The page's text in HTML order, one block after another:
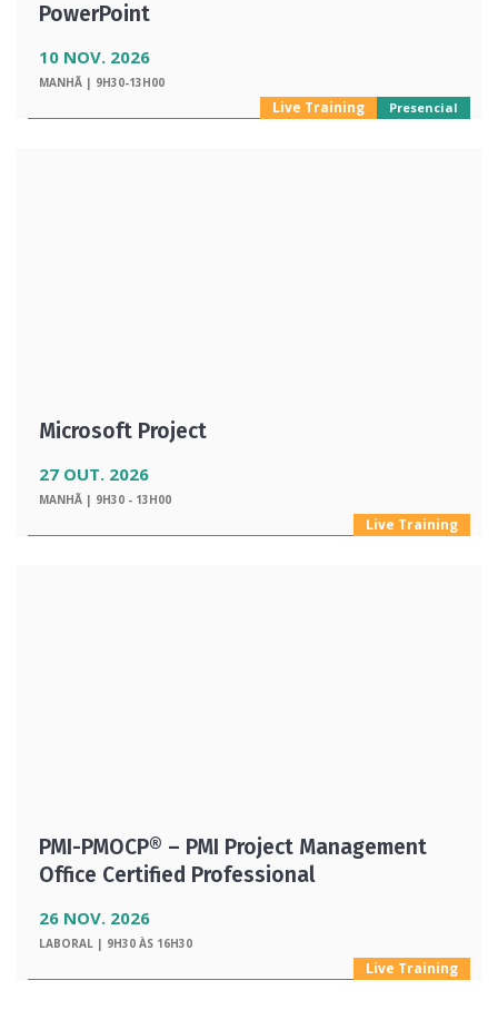
PowerPoint
10 NOV. 2026
MANHÃ | 9H30-13H00
Live Training Presencial
Microsoft Project
27 OUT. 2026
MANHÃ | 9H30 - 13H00
Live Training
PMI-PMOCP® – PMI Project Management
Office Certified Professional
26 NOV. 2026
LABORAL | 9H30 ÀS 16H30
Live Training